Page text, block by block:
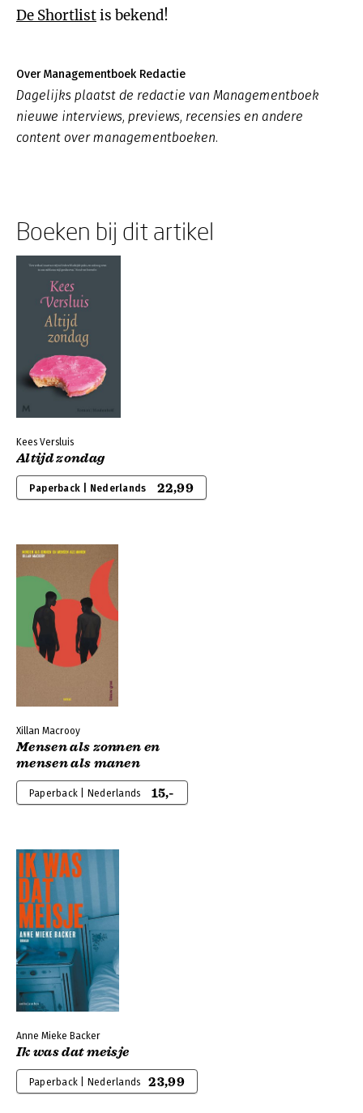
De Shortlistis bekend!
Over Managementboek Redactie
Dagelijks plaatst de redactie van Managementboek
nieuwe interviews, previews, recensies en andere
content over managementboeken.
Boeken bij dit artikel
Kees Versluis
Altijd zondag
Paperback | Nederlands 22,99
Xillan Macrooy
Mensen als zonnen en
mensen als manen
Paperback | Nederlands 15,-
Anne Mieke Backer
Ik was dat meisje
Paperback | Nederlands 23,99